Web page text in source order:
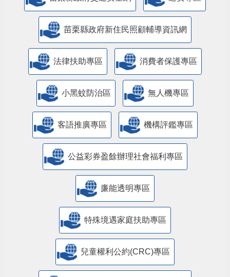
苗栗縣政府新住民照顧輔導資訊網
法律扶助專區 消費者保護專區
小黑蚊防治區 無人機專區
客語推廣專區 機構評鑑專區
公益彩券盈餘辦理社會福利專區
廉能透明專區
特殊境遇家庭扶助專區
兒童權利公約(CRC)專區